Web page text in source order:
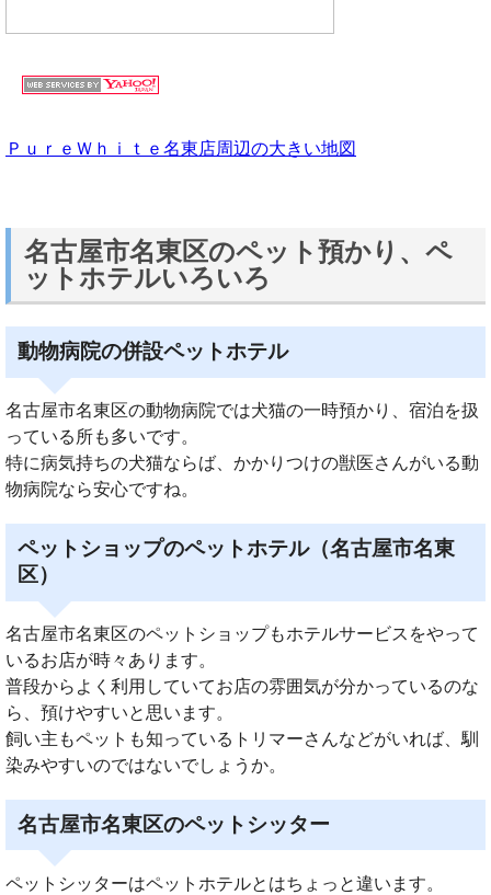
ＰｕｒｅＷｈｉｔｅ名東店周辺の大きい地図
名古屋市名東区のペット預かり、ペ
ットホテルいろいろ
動物病院の併設ペットホテル
名古屋市名東区の動物病院では犬猫の一時預かり、宿泊を扱
っている所も多いです。
特に病気持ちの犬猫ならば、かかりつけの獣医さんがいる動
物病院なら安心ですね。
ペットショップのペットホテル（名古屋市名東
区）
名古屋市名東区のペットショップもホテルサービスをやって
いるお店が時々あります。
普段からよく利用していてお店の雰囲気が分かっているのな
ら、預けやすいと思います。
飼い主もペットも知っているトリマーさんなどがいれば、馴
染みやすいのではないでしょうか。
名古屋市名東区のペットシッター
ペットシッターはペットホテルとはちょっと違います。